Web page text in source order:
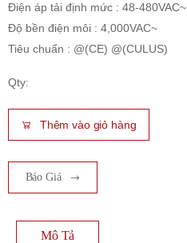
Điện áp tải định mức : 48-480VAC~
Độ bền điện môi : 4,000VAC~
Tiêu chuẩn : @(CE) @(CULUS)
Qty:
Thêm vào giỏ hàng
Báo Giá
Mô Tả